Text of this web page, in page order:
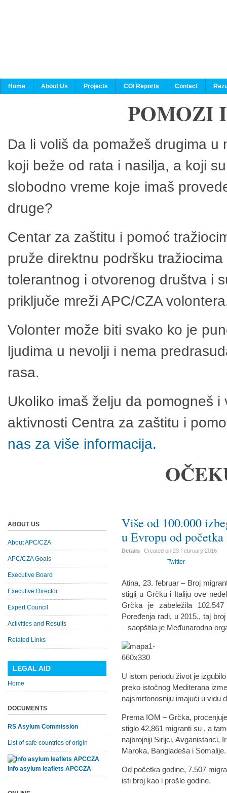
Home About Us Projects COI Reports Contact
POMOZI
Da li voliš da pomažeš drugima
koji beže od rata i nasilja, a koji
slobodno vreme koje imaš
druge?
Centar za zaštitu i pomoć
pruže direktnu podršku
tolerantnog i otvorenog društva i
priključe mreži APC/CZA
Volonter može biti svako ko je
ljudima u nevolji i nema
rasa.
Ukoliko imaš želju da pomogneš
aktivnosti Centra za zaštitu i
nas za više informacija.
Više od 100.000
u Evropu od
Details Created on23 February 2016
Twitter
Atina, 23. februar – Broj
stigli u Grčku i Italiju ove
Grčka je zabeležila
Poređenja radi, u 2015., taj
– saopštila je Međunarodna
U istom periodu život je
preko istočnog Mediterana
najsmrtonosniju imajući u vidu
Prema IOM – Grčka,
stiglo 42,861 migranti su , a
najbrojniji Sirijci, Avganistanci,
Maroka, Bangladeša i Somalije.
Od početka godine, 7.507
isti broj kao i prošle godine.
ABOUT US
About APC/CZA
APC/CZA Goals
Executive Board
Executive Director
Expert Council
Activities and Results
Related Links
LEGAL AID
Home
DOCUMENTS
RS Asylum Commission
List of safe countries of origin
Info asylum leaflets APCCZA